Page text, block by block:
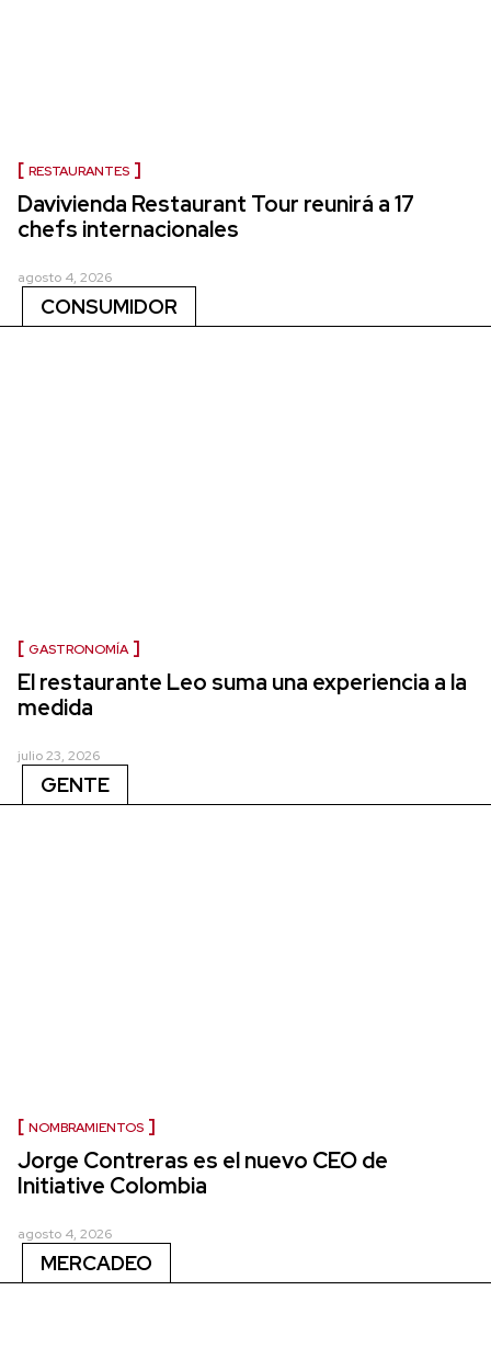
RESTAURANTES
Davivienda Restaurant Tour reunirá a 17
chefs internacionales
agosto 4, 2026
CONSUMIDOR
GASTRONOMÍA
El restaurante Leo suma una experiencia a la
medida
julio 23, 2026
GENTE
NOMBRAMIENTOS
Jorge Contreras es el nuevo CEO de
Initiative Colombia
agosto 4, 2026
MERCADEO